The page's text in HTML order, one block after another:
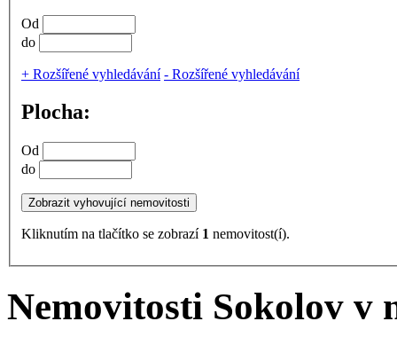
Od
do
+ Rozšířené vyhledávání - Rozšířené vyhledávání
Plocha:
Od
do
Kliknutím na tlačítko se zobrazí 1 nemovitost(í).
Nemovitosti Sokolov v